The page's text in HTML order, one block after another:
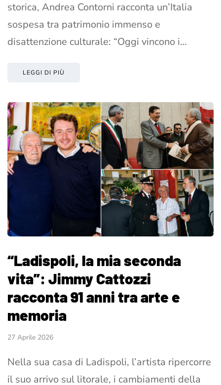
storica, Andrea Contorni racconta un’Italia
sospesa tra patrimonio immenso e
disattenzione culturale: “Oggi vincono i…
LEGGI DI PIÙ
“Ladispoli, la mia seconda
vita”: Jimmy Cattozzi
racconta 91 anni tra arte e
memoria
27 Aprile 2026
Nella sua casa di Ladispoli, l’artista ripercorre
il suo arrivo sul litorale, i cambiamenti della